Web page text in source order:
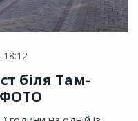
18:12
біля Там-
ФОТО